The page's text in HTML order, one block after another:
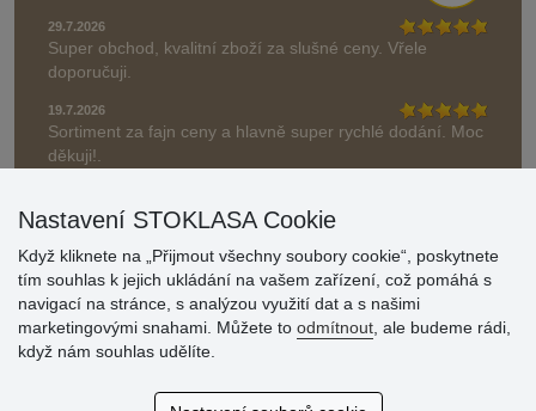
29.7.2026
Super obchod, kvalitní zboží za slušné ceny. Vřele
doporučuji.
19.7.2026
Sortiment za fajn ceny a hlavně super rychlé dodání. Moc
děkuji!.
» Aktuálně 19084 recenzí
* Recenze neověřujeme
Nastavení STOKLASA Cookie
Když kliknete na „Přijmout všechny soubory cookie“, poskytnete
tím souhlas k jejich ukládání na vašem zařízení, což pomáhá s
navigací na stránce, s analýzou využití dat a s našimi
marketingovými snahami. Můžete to odmítnout , ale budeme rádi,
když nám souhlas udělíte.